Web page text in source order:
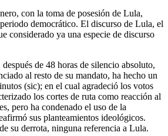
con la toma de posesión de Lula,
democrático. El discurso de Lula, el
considerado ya una especie de discurso
de 48 horas de silencio absoluto,
al resto de su mandato, ha hecho un
(sic); en el cual agradeció los votos
los cortes de ruta como reacción al
pero ha condenado el uso de la
sus planteamientos ideológicos.
su derrota, ninguna referencia a Lula.